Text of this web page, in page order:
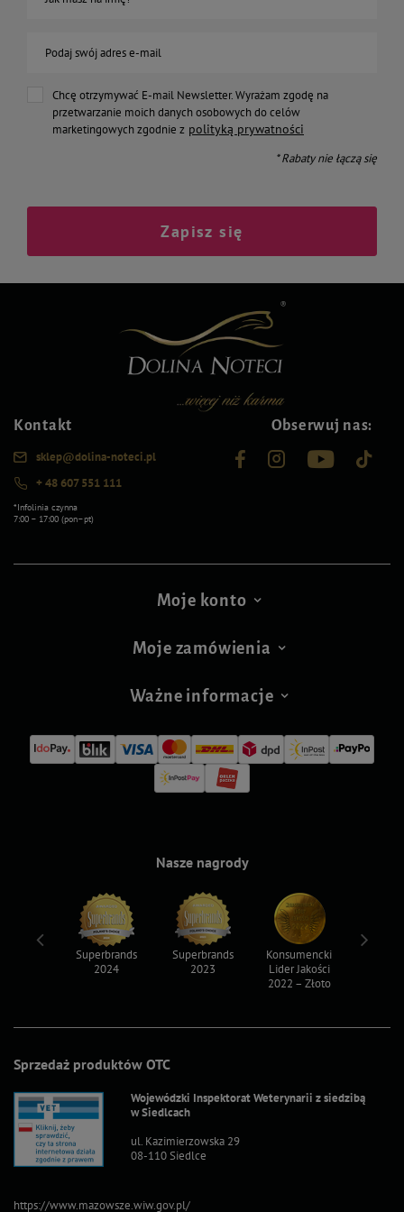
Podaj swój adres e-mail
Chcę otrzymywać E-mail Newsletter. Wyrażam zgodę na
przetwarzanie moich danych osobowych do celów
marketingowych zgodnie z polityką prywatności
* Rabaty nie łączą się
Zapisz się
Kontakt
sklep@dolina-noteci.pl
+ 48 607 551 111
*Infolinia czynna
7:00 – 17:00 (pon–pt)
Obserwuj nas:
Moje konto
Moje zamówienia
Ważne informacje
Sprzedaż produktów OTC
Wojewódzki Inspektorat Weterynarii z siedzibą
w Siedlcach
ul. Kazimierzowska 29
08-110 Siedlce
https://www.mazowsze.wiw.gov.pl/
Nasze nagrody
Superbrands
2024
Superbrands
2023
Konsumencki
Lider Jakości
2022 – Złoto